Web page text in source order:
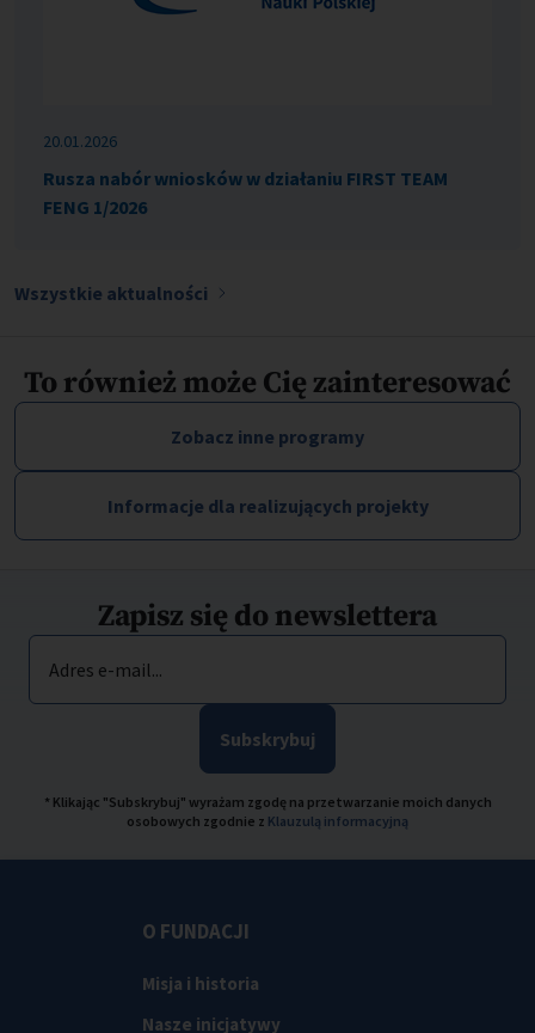
20.01.2026
Rusza nabór wniosków w działaniu FIRST TEAM
FENG 1/2026
Wszystkie aktualności
To również może Cię zainteresować
Zobacz inne programy
Informacje dla realizujących projekty
Zapisz się do newslettera
Adres e-mail...
Subskrybuj
* Klikając "Subskrybuj" wyrażam zgodę na przetwarzanie moich danych
osobowych zgodnie z Klauzulą informacyjną
O FUNDACJI
Misja i historia
Nasze inicjatywy